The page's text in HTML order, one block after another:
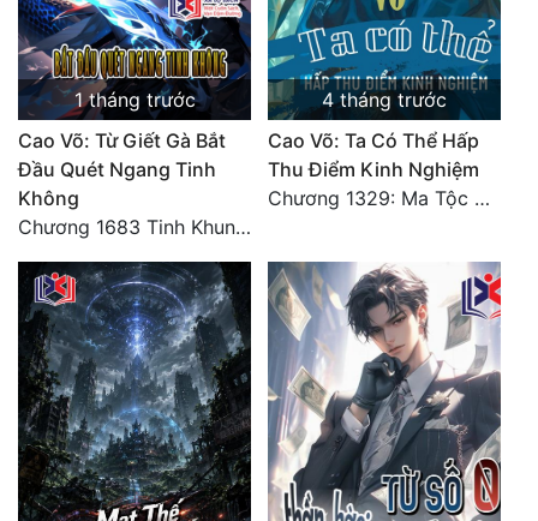
1 tháng trước
Cao Võ: Từ Giết Gà Bắt
Đầu Quét Ngang Tinh
Không
Chương 1683 Tinh Khung Võ Thánh (Hết)
4 tháng trước
Cao Võ: Ta Có Thể Hấp
Thu Điểm Kinh Nghiệm
Chương 1329: Ma Tộc đại công chúa Thương Nguyệt